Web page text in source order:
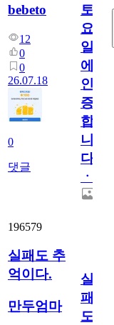
bebeto
12
0
0
26.07.18
0
댓글
토
요
일
에
인
증
합
니
다
ㆍ
196579
실패도 추
억이다.
만두엄마
실
패
도